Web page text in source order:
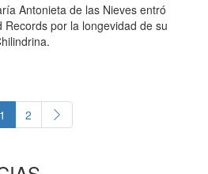
Antonieta de las Nieves entró
Records por la longevidad de su
1 2